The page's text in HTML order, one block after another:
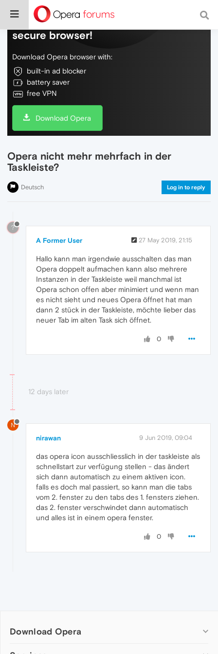
Do more on the web, with a fast and
secure browser!
Download Opera browser with:
built-in ad blocker
battery saver
free VPN
Download Opera
Opera nicht mehr mehrfach in der
Taskleiste?
Deutsch Log in to reply
?
A Former User 27 May 2019, 21:15
Hallo kann man irgendwie ausschalten das man
Opera doppelt aufmachen kann also mehrere
Instanzen in der Taskleiste weil manchmal ist
Opera schon offen aber minimiert und wenn man
es nicht sieht und neues Opera öffnet hat man
dann 2 stück in der Taskleiste, möchte lieber das
neuer Tab im alten Task sich öffnet.
0
12 days later
N
nirawan 9 Jun 2019, 09:04
das opera icon ausschliesslich in der taskleiste als
schnellstart zur verfügung stellen - das ändert
sich dann automatisch zu einem aktiven icon.
falls es doch mal passiert, so kann man die tabs
vom 2. fenster zu den tabs des 1. fensters ziehen.
das 2. fenster verschwindet dann automatisch
und alles ist in einem opera fenster.
0
Download Opera